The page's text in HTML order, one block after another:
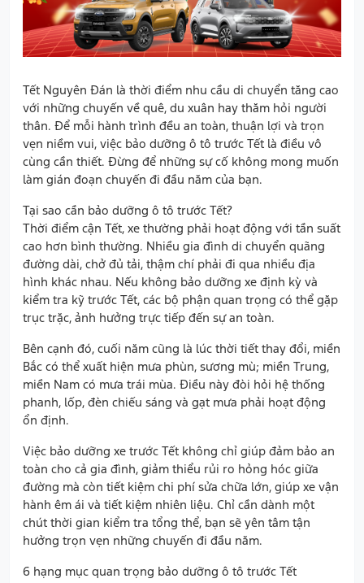
Tết Nguyên Đán là thời điểm nhu cầu di chuyển tăng cao
với những chuyến về quê, du xuân hay thăm hỏi người
thân. Để mỗi hành trình đều an toàn, thuận lợi và trọn
vẹn niềm vui, việc bảo dưỡng ô tô trước Tết là điều vô
cùng cần thiết. Đừng để những sự cố không mong muốn
làm gián đoạn chuyến đi đầu năm của bạn.
Tại sao cần bảo dưỡng ô tô trước Tết?
Thời điểm cận Tết, xe thường phải hoạt động với tần suất
cao hơn bình thường. Nhiều gia đình di chuyển quãng
đường dài, chở đủ tải, thậm chí phải đi qua nhiều địa
hình khác nhau. Nếu không bảo dưỡng xe định kỳ và
kiểm tra kỹ trước Tết, các bộ phận quan trọng có thể gặp
trục trặc, ảnh hưởng trực tiếp đến sự an toàn.
Bên cạnh đó, cuối năm cũng là lúc thời tiết thay đổi, miền
Bắc có thể xuất hiện mưa phùn, sương mù; miền Trung,
miền Nam có mưa trái mùa. Điều này đòi hỏi hệ thống
phanh, lốp, đèn chiếu sáng và gạt mưa phải hoạt động
ổn định.
Việc bảo dưỡng xe trước Tết không chỉ giúp đảm bảo an
toàn cho cả gia đình, giảm thiểu rủi ro hỏng hóc giữa
đường mà còn tiết kiệm chi phí sửa chữa lớn, giúp xe vận
hành êm ái và tiết kiệm nhiên liệu. Chỉ cần dành một
chút thời gian kiểm tra tổng thể, bạn sẽ yên tâm tận
hưởng trọn vẹn những chuyến đi đầu năm.
6 hạng mục quan trọng bảo dưỡng ô tô trước Tết